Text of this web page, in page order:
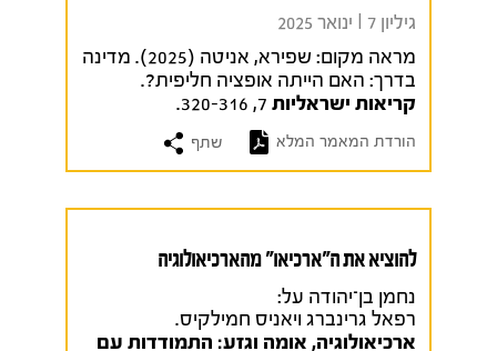
גיליון 7 I ינואר 2025
מראה מקום:
שפירא, אניטה (2025). מדינה
בדרך: האם הייתה אופציה חליפית?.
קריאות ישראליות
הורדת המאמר המלא שתף
להוציא את ה"ארכיאו" מהארכיאולוגיה
נחמן בן־יהודה על:
רפאל גרינברג ויאניס חמילקיס.
ארכיאולוגיה, אומה וגזע: התמודדות עם